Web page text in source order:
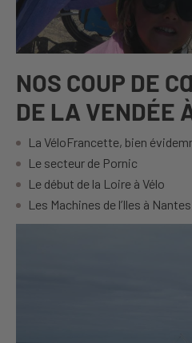
NOS COUP DE
DE LA VENDÉE
La VéloFrancette, bien
Le secteur de Pornic
Le début de la Loire à Vélo
Les Machines de l’Iles à